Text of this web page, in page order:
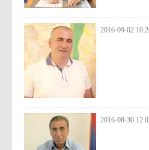
2016-09-02
2016-08-30